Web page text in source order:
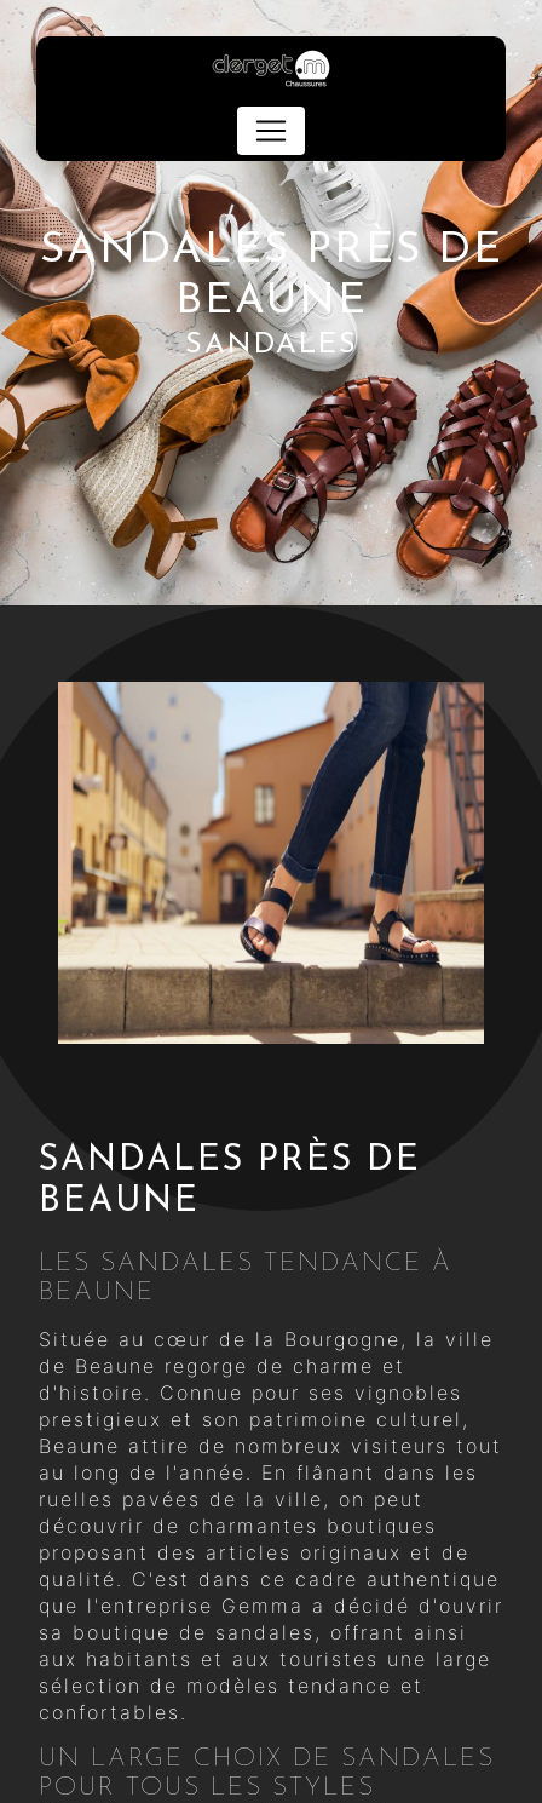
SANDALES PRÈS DE
BEAUNE
SANDALES
SANDALES PRÈS DE
BEAUNE
LES SANDALES TENDANCE À
BEAUNE
Située au cœur de la Bourgogne, la ville
de Beaune regorge de charme et
d'histoire. Connue pour ses vignobles
prestigieux et son patrimoine culturel,
Beaune attire de nombreux visiteurs tout
au long de l'année. En flânant dans les
ruelles pavées de la ville, on peut
découvrir de charmantes boutiques
proposant des articles originaux et de
qualité. C'est dans ce cadre authentique
que l'entreprise Gemma a décidé d'ouvrir
sa boutique de sandales, offrant ainsi
aux habitants et aux touristes une large
sélection de modèles tendance et
confortables.
UN LARGE CHOIX DE SANDALES
POUR TOUS LES STYLES
Panneau de gestion des cookies